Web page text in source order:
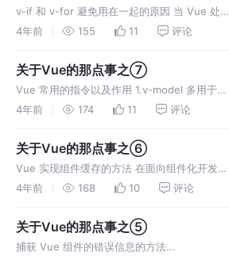
v-if 和 v-for 避免用在一起的原因 当 Vue 处理
指令时，v-for 比 v-if 具有更高的优先级，通过
每个值。取而代之的是，我们只检查
4年前 155 11 评论
关于Vue的那点事之⑦
Vue 常用的指令以及作用 1.v-model 多用于表
单元素实现双向数据绑定（同 angular 中的
in(of) 数组 json
4年前 174 11 评论
关于Vue的那点事之⑥
Vue 实现组件缓存的方法 在面向组件化开发
中，我们会把整个项目拆分为很多业务组件，然
件之前切换的问题，Vue 中有个动态组件的概
念，它能够帮助开发者更好的实
4年前 168 10 评论
关于Vue的那点事之⑤
捕获 Vue 组件的错误信息的方法